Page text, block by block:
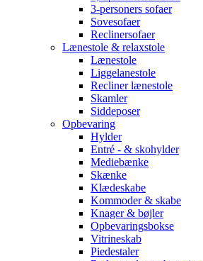
3-personers sofaer
Sovesofaer
Reclinersofaer
Lænestole & relaxstole
Lænestole
Liggelanestole
Recliner lænestole
Skamler
Siddeposer
Opbevaring
Hylder
Entré - & skohylder
Mediebænke
Skænke
Klædeskabe
Kommoder & skabe
Knager & bøjler
Opbevaringsbokse
Vitrineskab
Piedestaler